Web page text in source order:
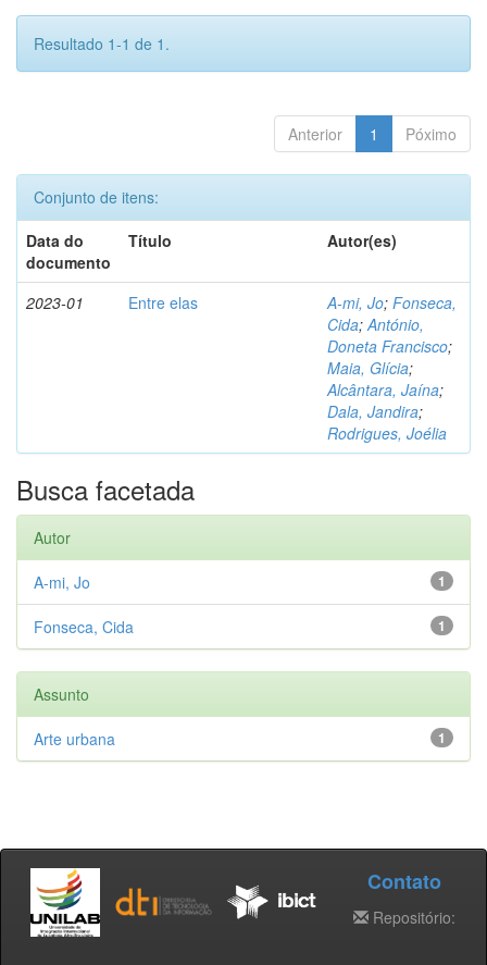
Resultado 1-1 de 1.
Anterior 1 Póximo
Conjunto de itens:
Data do
documento
Título Autor(es)
2023-01 Entre elas A-mi, Jo; Fonseca,
Cida;António,
Doneta Francisco;
Maia, Glícia;
Alcântara, Jaína;
Dala, Jandira;
Rodrigues, Joélia
Busca facetada
Autor
1
A-mi, Jo
1
Fonseca, Cida
Assunto
1
Arte urbana
Contato
Repositório: